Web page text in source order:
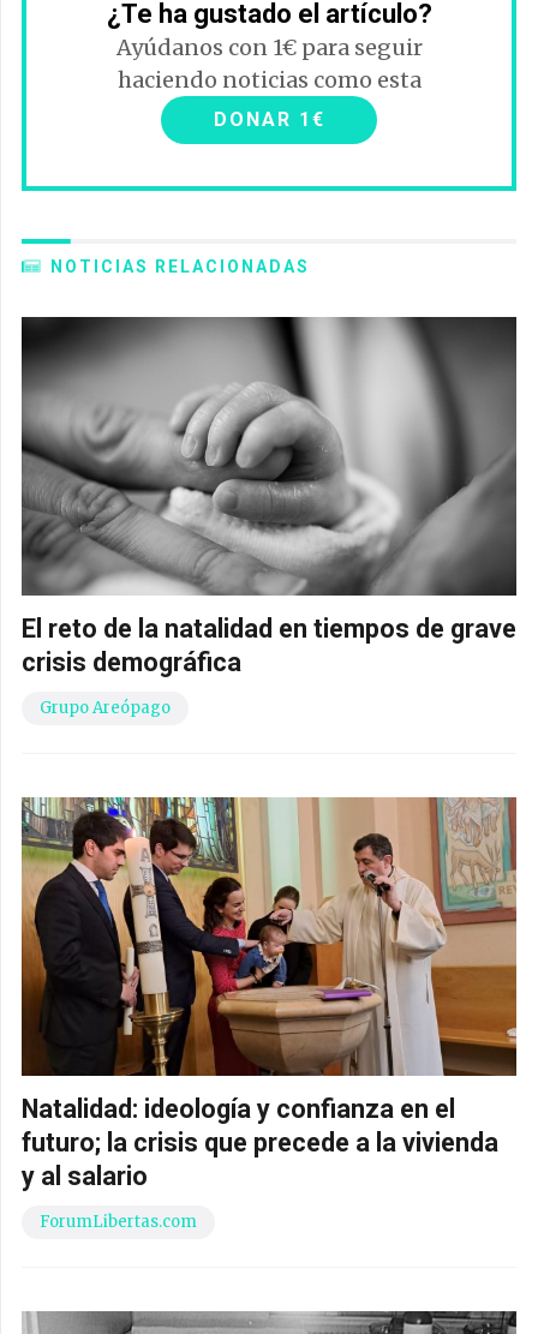
¿Te ha gustado el artículo?
Ayúdanos con 1€ para seguir
haciendo noticias como esta
DONAR 1€
NOTICIAS RELACIONADAS
El reto de la natalidad en tiempos de grave
crisis demográfica
Grupo Areópago
Natalidad: ideología y confianza en el
futuro; la crisis que precede a la vivienda
y al salario
ForumLibertas.com